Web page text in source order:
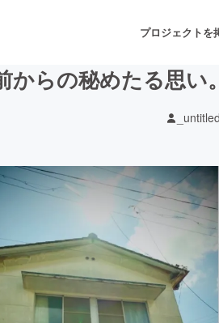
プロジェクトを
音楽
ット ゲーム・サービス開
書籍・雑誌出版
からの秘めたる思い